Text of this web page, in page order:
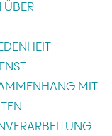
ÜBER
MIT